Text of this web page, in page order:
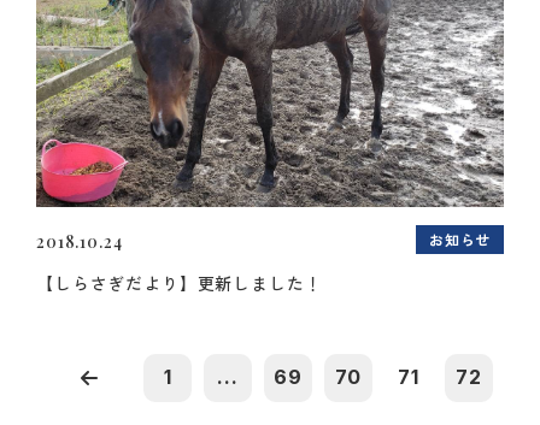
2018.10.24 お知らせ
【しらさぎだより】更新しました！
1 ... 69 70 71 72